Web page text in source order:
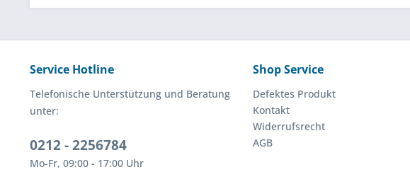
Service Hotline
Telefonische Unterstützung und Beratung
unter:
0212 - 2256784
Mo-Fr, 09:00 - 17:00 Uhr
Shop Service
Defektes Produkt
Kontakt
Widerrufsrecht
AGB